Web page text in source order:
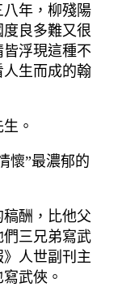
年，柳殘陽
良多難又很
浮現這種不
生而成的翰
。
懷”最濃郁的
酬，比他父
三兄弟寫武
人世副刊主
武俠。